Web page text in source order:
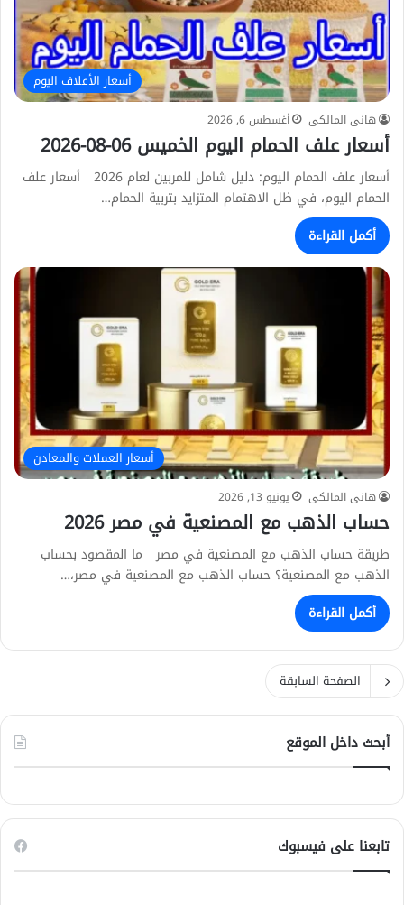
أسعار الأعلاف اليوم
هانى المالكى أغسطس 6, 2026
أسعار علف الحمام اليوم الخميس 06-08-2026
أسعار علف الحمام اليوم: دليل شامل للمربين لعام 2026 أسعار علف
الحمام اليوم، في ظل الاهتمام المتزايد بتربية الحمام…
أكمل القراءة
أسعار العملات والمعادن
هانى المالكى يونيو 13, 2026
حساب الذهب مع المصنعية في مصر 2026
طريقة حساب الذهب مع المصنعية في مصر ما المقصود بحساب
الذهب مع المصنعية؟ حساب الذهب مع المصنعية في مصر،…
أكمل القراءة
الصفحة السابقة
أبحث داخل الموقع
تابعنا على فيسبوك